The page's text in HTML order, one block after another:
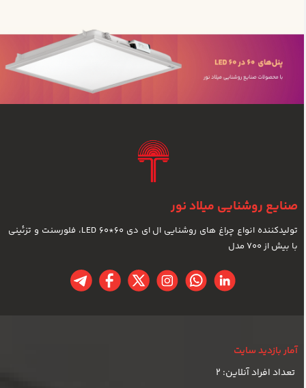
صنایع روشنایی میلاد نور
تولیدکننده انواع چراغ های روشنایی ال ای دی LED 60*60، فلورسنت و تزئینی
با بیش از 700 مدل
آمار بازدید سایت
تعداد افراد آنلاین: 2